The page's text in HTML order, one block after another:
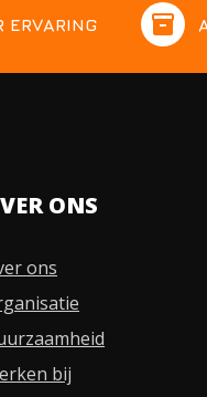
inventory
ONS
ons
bij